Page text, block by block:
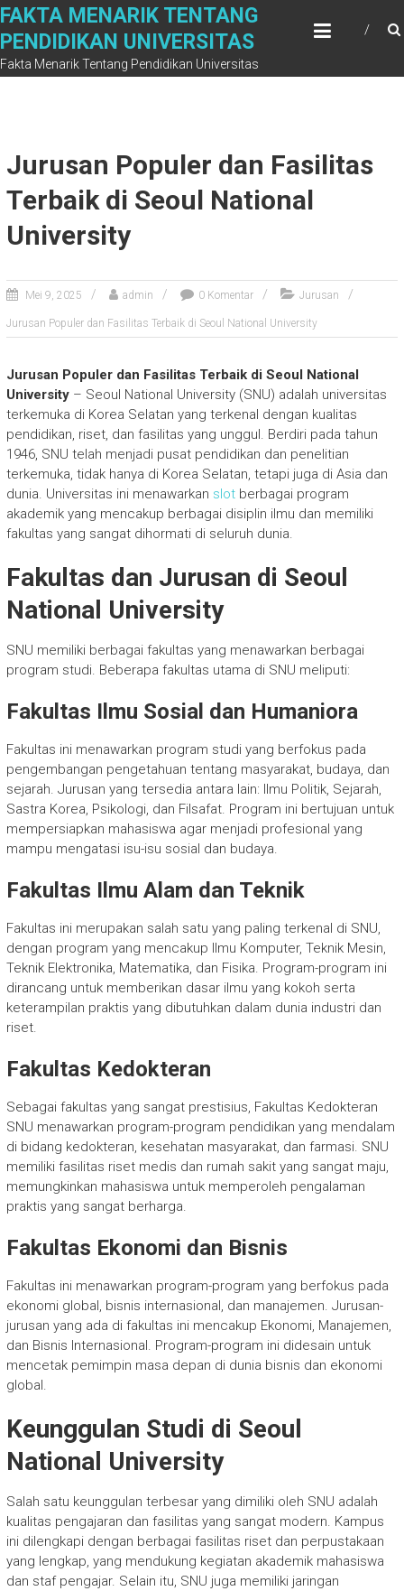
Skip
content
FAKTA MENARIK TENTANG
PENDIDIKAN UNIVERSITAS
Fakta Menarik Tentang Pendidikan Universitas
Jurusan Populer dan Fasilitas
Terbaik di Seoul National
University
Mei 9, 2025 admin 0 Komentar Jurusan
Jurusan Populer dan Fasilitas Terbaik di Seoul National University
Jurusan Populer dan Fasilitas Terbaik di Seoul National
University– Seoul National University (SNU) adalah universitas
terkemuka di Korea Selatan yang terkenal dengan kualitas
pendidikan, riset, dan fasilitas yang unggul. Berdiri pada tahun
1946, SNU telah menjadi pusat pendidikan dan penelitian
terkemuka, tidak hanya di Korea Selatan, tetapi juga di Asia dan
dunia. Universitas ini menawarkan slotberbagai program
akademik yang mencakup berbagai disiplin ilmu dan memiliki
fakultas yang sangat dihormati di seluruh dunia.
Fakultas dan Jurusan di Seoul
National University
SNU memiliki berbagai fakultas yang menawarkan berbagai
program studi. Beberapa fakultas utama di SNU meliputi:
Fakultas Ilmu Sosial dan Humaniora
Fakultas ini menawarkan program studi yang berfokus pada
pengembangan pengetahuan tentang masyarakat, budaya, dan
sejarah. Jurusan yang tersedia antara lain: Ilmu Politik, Sejarah,
Sastra Korea, Psikologi, dan Filsafat. Program ini bertujuan untuk
mempersiapkan mahasiswa agar menjadi profesional yang
mampu mengatasi isu-isu sosial dan budaya.
Fakultas Ilmu Alam dan Teknik
Fakultas ini merupakan salah satu yang paling terkenal di SNU,
dengan program yang mencakup Ilmu Komputer, Teknik Mesin,
Teknik Elektronika, Matematika, dan Fisika. Program-program ini
dirancang untuk memberikan dasar ilmu yang kokoh serta
keterampilan praktis yang dibutuhkan dalam dunia industri dan
riset.
Fakultas Kedokteran
Sebagai fakultas yang sangat prestisius, Fakultas Kedokteran
SNU menawarkan program-program pendidikan yang mendalam
di bidang kedokteran, kesehatan masyarakat, dan farmasi. SNU
memiliki fasilitas riset medis dan rumah sakit yang sangat maju,
memungkinkan mahasiswa untuk memperoleh pengalaman
praktis yang sangat berharga.
Fakultas Ekonomi dan Bisnis
Fakultas ini menawarkan program-program yang berfokus pada
ekonomi global, bisnis internasional, dan manajemen. Jurusan-
jurusan yang ada di fakultas ini mencakup Ekonomi, Manajemen,
dan Bisnis Internasional. Program-program ini didesain untuk
mencetak pemimpin masa depan di dunia bisnis dan ekonomi
global.
Keunggulan Studi di Seoul
National University
Salah satu keunggulan terbesar yang dimiliki oleh SNU adalah
kualitas pengajaran dan fasilitas yang sangat modern. Kampus
ini dilengkapi dengan berbagai fasilitas riset dan perpustakaan
yang lengkap, yang mendukung kegiatan akademik mahasiswa
dan staf pengajar. Selain itu, SNU juga memiliki jaringan